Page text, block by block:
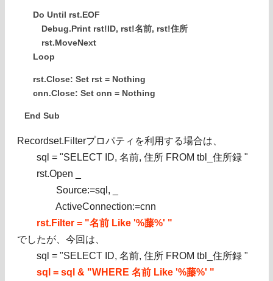
Do Until rst.EOF
Debug.Print rst!ID, rst!名前, rst!住所
rst.MoveNext
Loop
rst.Close: Set rst = Nothing
cnn.Close: Set cnn = Nothing
End Sub
Recordset.Filterプロパティを利用する場合は、
sql = "SELECT ID, 名前, 住所 FROM tbl_住所録 "
rst.Open _
Source:=sql, _
ActiveConnection:=cnn
rst.Filter = "名前 Like '%藤%' "
でしたが、今回は、
sql = "SELECT ID, 名前, 住所 FROM tbl_住所録 "
sql = sql & "WHERE 名前 Like '%藤%' "